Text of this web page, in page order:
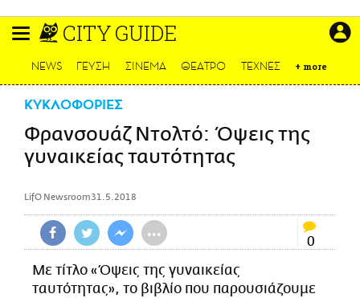
περιεχόμενο
CITY GUIDE
LIFO SHOP
NEWSLETTER
ΕΙΔΗΣΕΙΣ
CULTURE
ΑΠΟΨΕΙΣ
ΤΡΟΠΟΣ ΖΩΗΣ
PODCASTS
NEWS ΓΕΥΣΗ ΣΙΝΕΜΑ ΘΕΑΤΡΟ ΤΕΧΝΕΣ + more
ΚΥΚΛΟΦΟΡΙΕΣ
Φρανσουάζ Ντολτό: Όψεις της
γυναικείας ταυτότητας
LifO Newsroom31.5.2018
•••
0
Με τίτλο «Όψεις της γυναικείας
ταυτότητας», το βιβλίο που παρουσιάζουμε